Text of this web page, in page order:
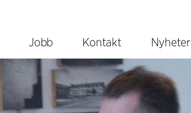
Jobb Kontakt Nyheter